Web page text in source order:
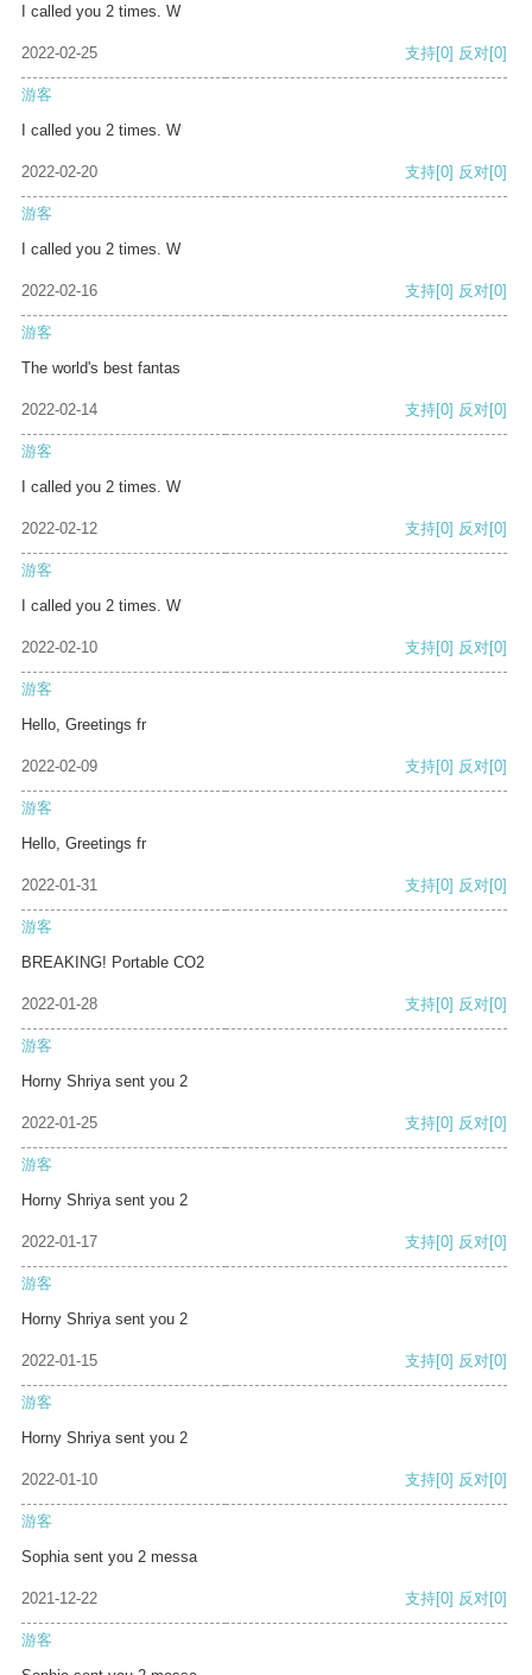
I called you 2 times. W
2022-02-25 支持[0] 反对[0]
游客
I called you 2 times. W
2022-02-20 支持[0] 反对[0]
游客
I called you 2 times. W
2022-02-16 支持[0] 反对[0]
游客
The world's best fantas
2022-02-14 支持[0] 反对[0]
游客
I called you 2 times. W
2022-02-12 支持[0] 反对[0]
游客
I called you 2 times. W
2022-02-10 支持[0] 反对[0]
游客
Hello, Greetings fr
2022-02-09 支持[0] 反对[0]
游客
Hello, Greetings fr
2022-01-31 支持[0] 反对[0]
游客
BREAKING! Portable CO2
2022-01-28 支持[0] 反对[0]
游客
Horny Shriya sent you 2
2022-01-25 支持[0] 反对[0]
游客
Horny Shriya sent you 2
2022-01-17 支持[0] 反对[0]
游客
Horny Shriya sent you 2
2022-01-15 支持[0] 反对[0]
游客
Horny Shriya sent you 2
2022-01-10 支持[0] 反对[0]
游客
Sophia sent you 2 messa
2021-12-22 支持[0] 反对[0]
游客